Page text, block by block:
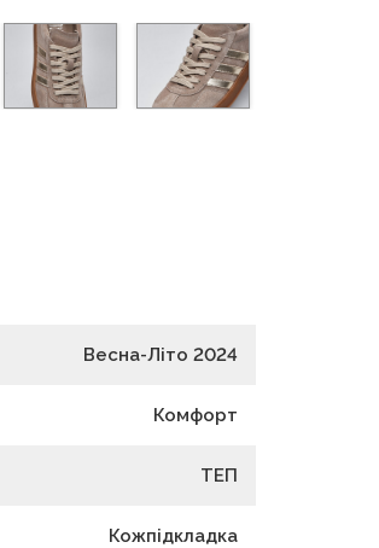
Весна-Літо 2024
Комфорт
ТЕП
Кожпідкладка